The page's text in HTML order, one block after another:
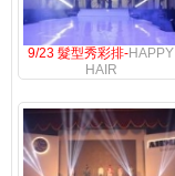
9/23 髮型秀彩排-HAPPY
HAIR